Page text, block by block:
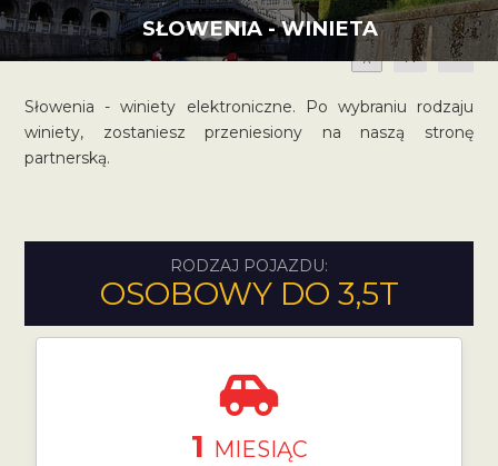
SŁOWENIA - WINIETA
A A A
Słowenia - winiety elektroniczne. Po wybraniu rodzaju
winiety, zostaniesz przeniesiony na naszą stronę
partnerską.
RODZAJ POJAZDU:
OSOBOWY DO 3,5T
1 MIESIĄC